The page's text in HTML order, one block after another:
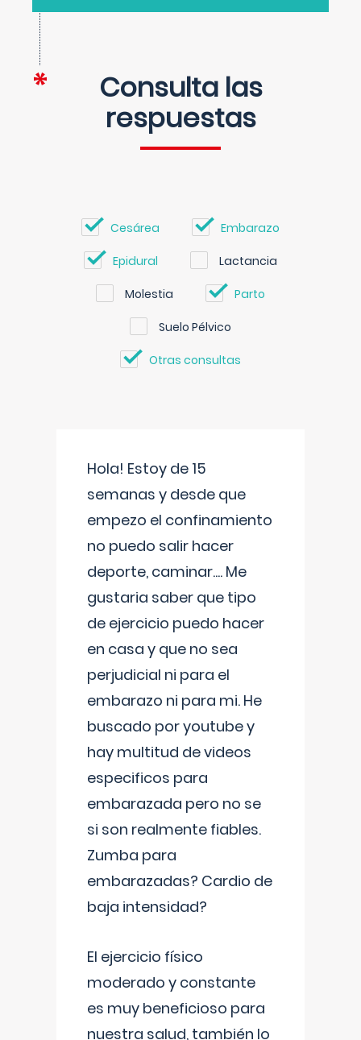
Consulta las
respuestas
Cesárea Embarazo
Epidural Lactancia
Molestia Parto
Suelo Pélvico
Otras consultas
Hola! Estoy de 15
semanas y desde que
empezo el confinamiento
no puedo salir hacer
deporte, caminar.... Me
gustaria saber que tipo
de ejercicio puedo hacer
en casa y que no sea
perjudicial ni para el
embarazo ni para mi. He
buscado por youtube y
hay multitud de videos
especificos para
embarazada pero no se
si son realmente fiables.
Zumba para
embarazadas? Cardio de
baja intensidad?
El ejercicio físico
moderado y constante
es muy beneficioso para
nuestra salud, también lo